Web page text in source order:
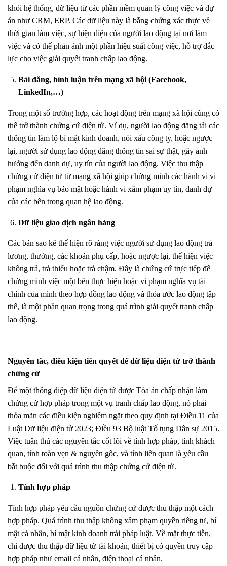
khỏi hệ thống, dữ liệu từ các phần mềm quản lý công việc và dự
án như CRM, ERP. Các dữ liệu này là bằng chứng xác thực về
thời gian làm việc, sự hiện diện của người lao động tại nơi làm
việc và có thể phản ánh một phần hiệu suất công việc, hỗ trợ đắc
lực cho việc giải quyết tranh chấp lao động.
Bài đăng, bình luận trên mạng xã hội (Facebook,
LinkedIn,…)
Trong một số trường hợp, các hoạt động trên mạng xã hội cũng có
thể trở thành chứng cứ điện tử. Ví dụ, người lao động đăng tải các
thông tin làm lộ bí mật kinh doanh, nói xấu công ty, hoặc ngược
lại, người sử dụng lao động đăng thông tin sai sự thật, gây ảnh
hưởng đến danh dự, uy tín của người lao động. Việc thu thập
chứng cứ điện tử từ mạng xã hội giúp chứng minh các hành vi vi
phạm nghĩa vụ bảo mật hoặc hành vi xâm phạm uy tín, danh dự
của các bên trong quan hệ lao động.
Dữ liệu giao dịch ngân hàng
Các bản sao kê thể hiện rõ ràng việc người sử dụng lao động trả
lương, thưởng, các khoản phụ cấp, hoặc ngược lại, thể hiện việc
không trả, trả thiếu hoặc trả chậm. Đây là chứng cứ trực tiếp để
chứng minh việc một bên thực hiện hoặc vi phạm nghĩa vụ tài
chính của mình theo hợp đồng lao động và thỏa ước lao động tập
thể, là một phần quan trọng trong quá trình giải quyết tranh chấp
lao động.
Nguyên tắc, điều kiện tiên quyết để dữ liệu điện tử trở thành
chứng cứ
Để một thông điệp dữ liệu điện tử được Tòa án chấp nhận làm
chứng cứ hợp pháp trong một vụ tranh chấp lao động, nó phải
thỏa mãn các điều kiện nghiêm ngặt theo quy định tại Điều 11 của
Luật Dữ liệu điện tử 2023; Điều 93 Bộ luật Tố tụng Dân sự 2015.
Việc tuân thủ các nguyên tắc cốt lõi về tính hợp pháp, tính khách
quan, tính toàn vẹn & nguyên gốc, và tính liên quan là yêu cầu
bắt buộc đối với quá trình thu thập chứng cứ điện tử.
Tính hợp pháp
Tính hợp pháp yêu cầu nguồn chứng cứ được thu thập một cách
hợp pháp. Quá trình thu thập không xâm phạm quyền riêng tư, bí
mật cá nhân, bí mật kinh doanh trái pháp luật. Về mặt thực tiễn,
chỉ được thu thập dữ liệu từ tài khoản, thiết bị có quyền truy cập
hợp pháp như email cá nhân, điện thoại cá nhân.